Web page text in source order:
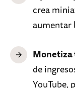
crea
aumentar
de
YouTube,